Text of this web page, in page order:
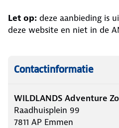
Let op: deze aanbieding is
deze website en niet in de
Contactinformatie
WILDLANDS Adventure
Raadhuisplein 99
7811 AP Emmen